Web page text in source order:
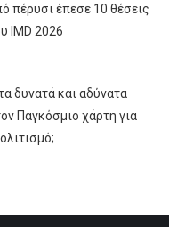
πέρυσι έπεσε 10 θέσεις
IMD 2026
δυνατά και αδύνατα
Παγκόσμιο χάρτη για